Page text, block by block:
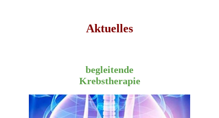
Aktuelles
begleitende
Krebstherapie